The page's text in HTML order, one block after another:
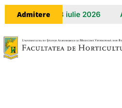
Admitere
LICENȚĂ 8 – 23 iulie 2026